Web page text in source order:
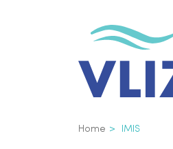
Home IMIS